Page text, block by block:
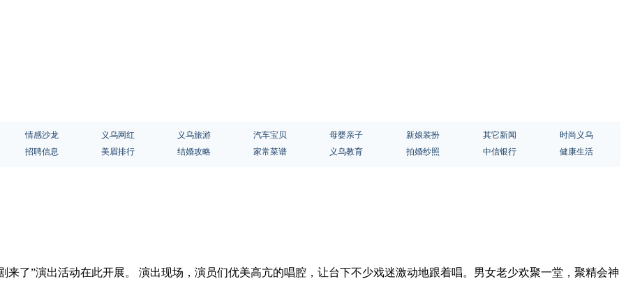
情感沙龙 义乌网红 义乌旅游 汽车宝贝 母婴亲子 新娘装扮 其它新闻
时尚义乌
招聘信息 美眉排行 结婚攻略 家常菜谱 义乌教育 拍婚纱照 中信银行 健康生活
来了”演出活动在此开展。 演出现场，演员们优美高亢的唱腔，让台下不少戏迷激动地跟着唱。男女老少欢聚一堂，聚精会神